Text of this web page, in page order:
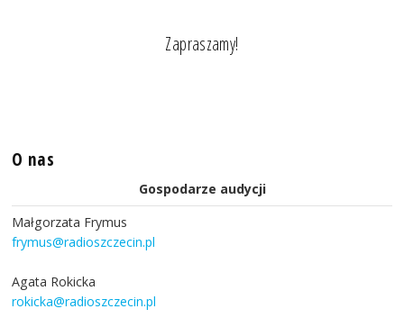
Zapraszamy!
O nas
Gospodarze audycji
Małgorzata Frymus
frymus@radioszczecin.pl
Agata Rokicka
rokicka@radioszczecin.pl